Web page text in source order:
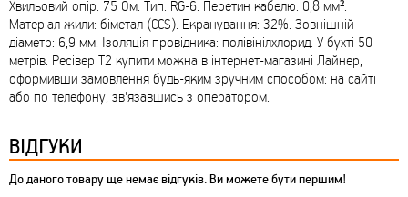
Хвильовий опір: 75 Ом. Тип: RG-6. Перетин кабелю: 0,8 мм².
Матеріал жили: біметал (CCS). Екранування: 32%. Зовнішній
діаметр: 6,9 мм. Ізоляція провідника: полівінілхлорид. У бухті 50
метрів. Ресівер Т2 купити можна в інтернет-магазині Лайнер,
оформивши замовлення будь-яким зручним способом: на сайті
або по телефону, зв'язавшись з оператором.
ВІДГУКИ
До даного товару ще немає відгуків. Ви можете бути першим!